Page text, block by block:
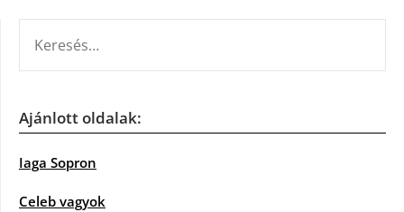
Ajánlott oldalak:
Iaga Sopron
Celeb vagyok